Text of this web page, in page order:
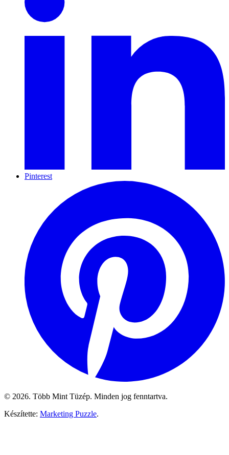
Pinterest
© 2026. Több Mint Tüzép. Minden jog fenntartva.
Készítette: Marketing Puzzle.